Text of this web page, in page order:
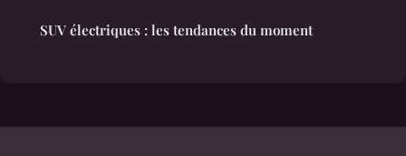
SUV électriques : les tendances du moment